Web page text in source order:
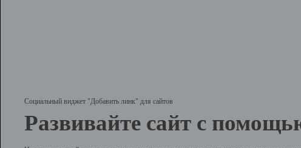
Социальный виджет "Добавить линк" для сайтов
Развивайте сайт с